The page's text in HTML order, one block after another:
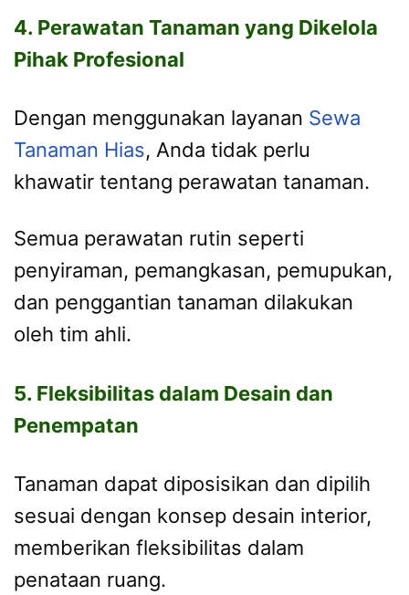
4. Perawatan Tanaman yang Dikelola
Pihak Profesional
Dengan menggunakan layanan Sewa
Tanaman Hias, Anda tidak perlu
khawatir tentang perawatan tanaman.
Semua perawatan rutin seperti
penyiraman, pemangkasan, pemupukan,
dan penggantian tanaman dilakukan
oleh tim ahli.
5. Fleksibilitas dalam Desain dan
Penempatan
Tanaman dapat diposisikan dan dipilih
sesuai dengan konsep desain interior,
memberikan fleksibilitas dalam
penataan ruang.